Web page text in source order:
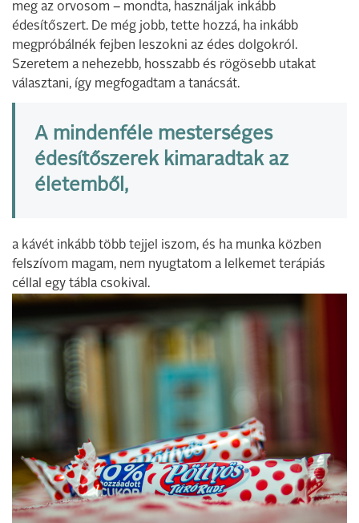
meg az orvosom – mondta, használjak inkább
édesítőszert. De még jobb, tette hozzá, ha inkább
megpróbálnék fejben leszokni az édes dolgokról.
Szeretem a nehezebb, hosszabb és rögösebb utakat
választani, így megfogadtam a tanácsát.
A mindenféle mesterséges
édesítőszerek kimaradtak az
életemből,
a kávét inkább több tejjel iszom, és ha munka közben
felszívom magam, nem nyugtatom a lelkemet terápiás
céllal egy tábla csokival.